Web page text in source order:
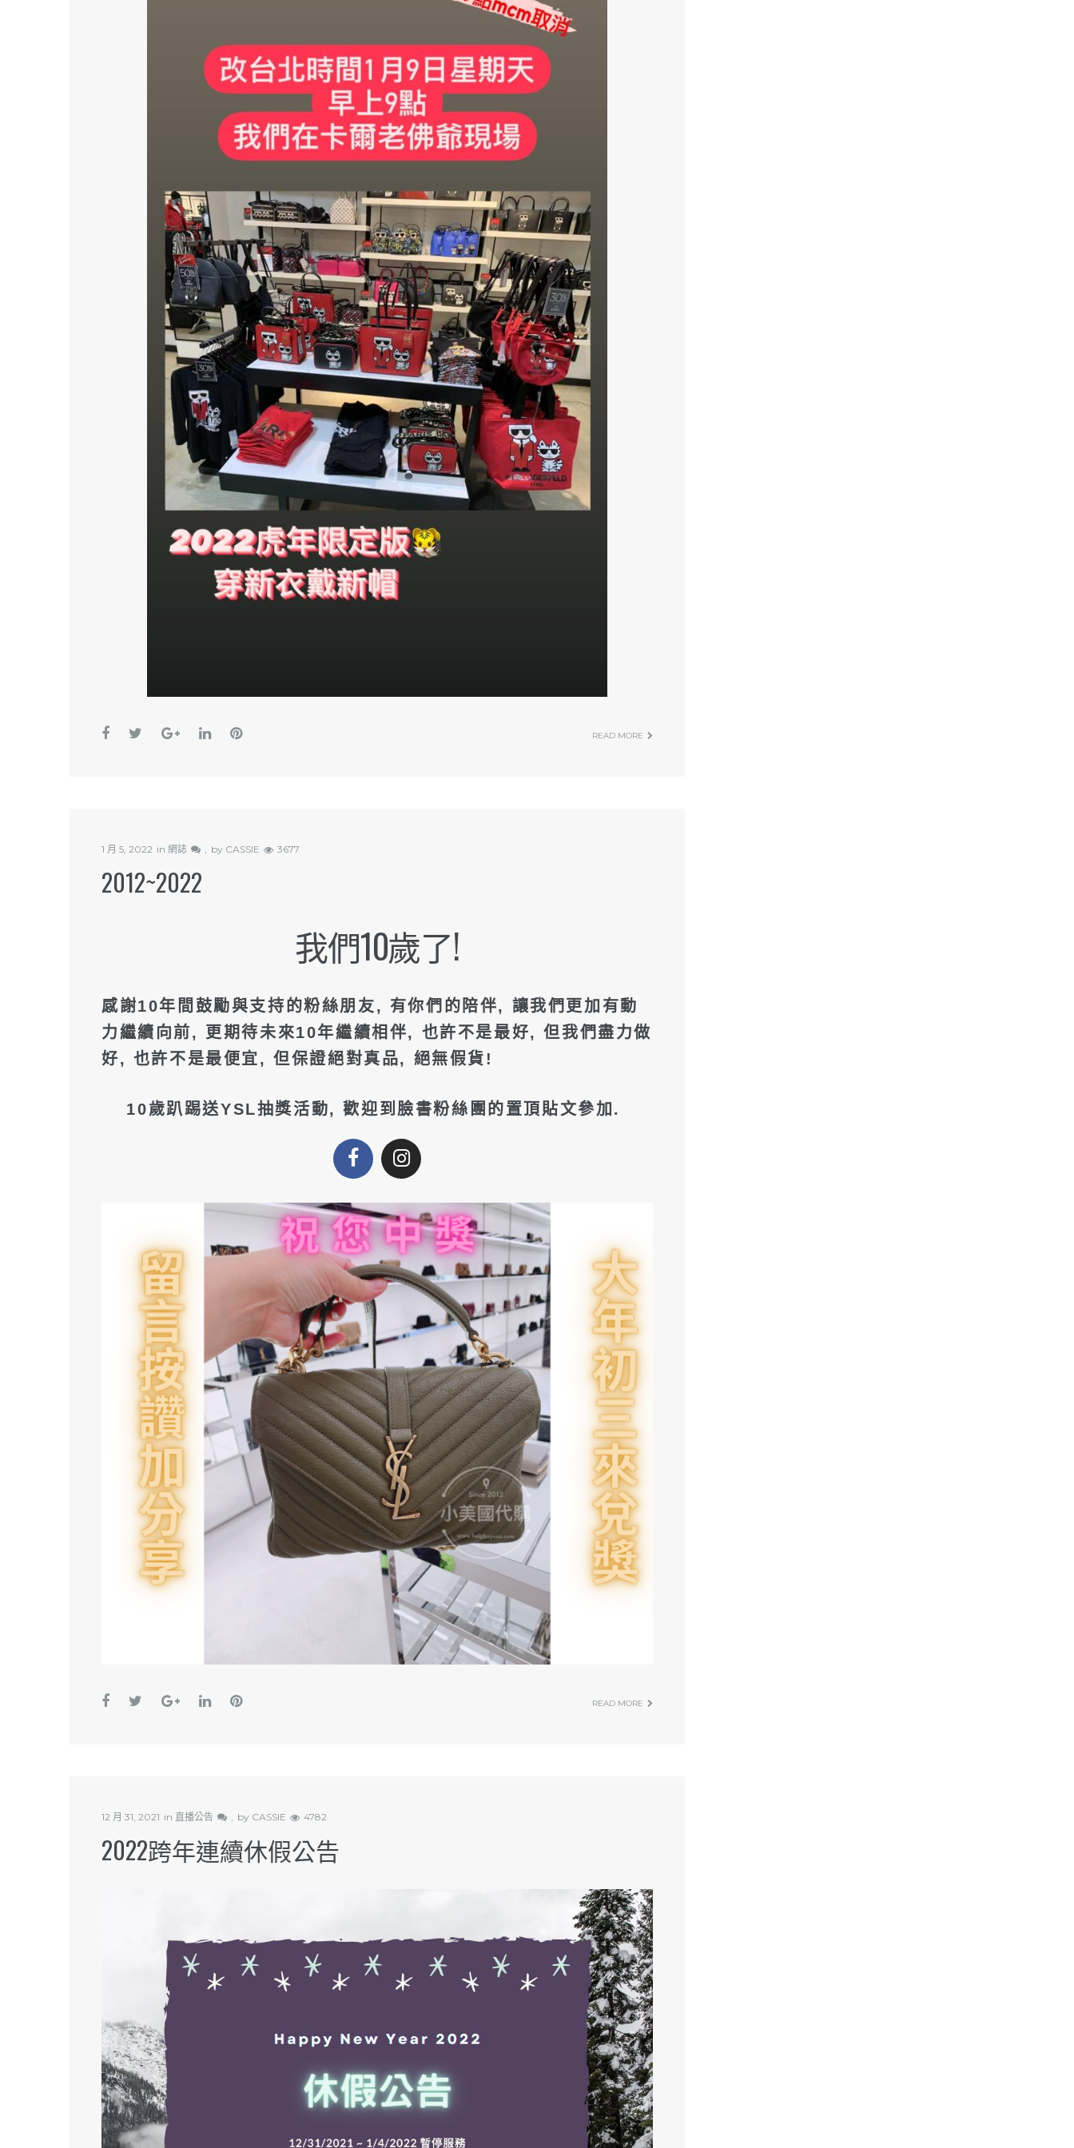
READ MORE
1 月 5, 2022 in 網誌 by CASSIE 3677
2012~2022
我們10歲了!
感謝10年間鼓勵與支持的粉絲朋友, 有你們的陪伴, 讓我們更加有動
力繼續向前, 更期待未來10年繼續相伴, 也許不是最好, 但我們盡力做
好, 也許不是最便宜, 但保證絕對真品, 絕無假貨!
10歲趴踢送YSL抽獎活動, 歡迎到臉書粉絲團的置頂貼文參加.
READ MORE
12 月 31, 2021 in 直播公告 by CASSIE 4782
2022跨年連續休假公告